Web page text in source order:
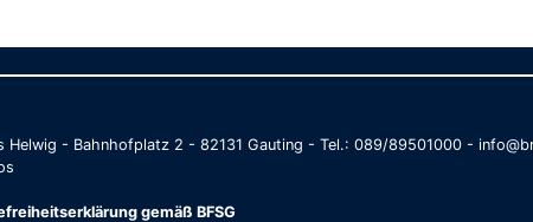
- Bahnhofplatz 2 - 82131 Gauting - Tel.: 089/89501000 -
gemäß BFSG